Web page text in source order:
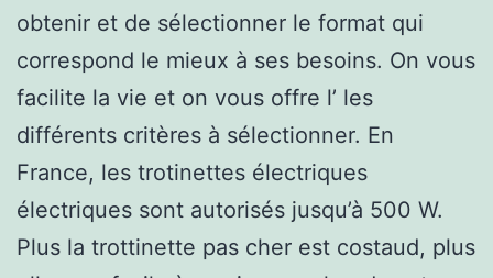
obtenir et de sélectionner le format qui
correspond le mieux à ses besoins. On vous
facilite la vie et on vous offre l’ les
différents critères à sélectionner. En
France, les trotinettes électriques
électriques sont autorisés jusqu’à 500 W.
Plus la trottinette pas cher est costaud, plus